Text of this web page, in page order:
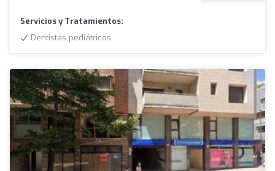
Servicios y Tratamientos:
Dentistas pediátricos